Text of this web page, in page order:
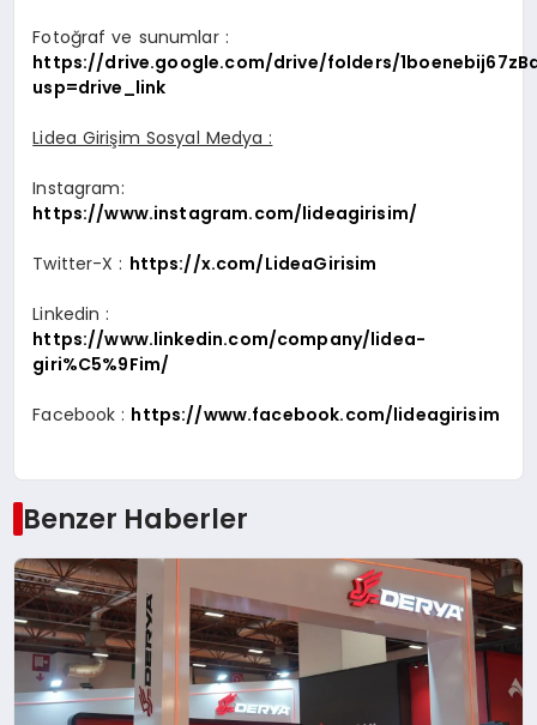
Fotoğraf ve sunumlar :
https://drive.google.com/drive/folders/
usp=drive_link
Lidea Girişim Sosyal Medya :
Instagram:
https://www.instagram.com/lideagirisim/
Twitter-X : https://x.com/LideaGirisim
Linkedin :
https://www.linkedin.com/company/lidea-
giri%C5%9Fim/
Facebook : https://www.facebook.com/lideagirisim
Benzer Haberler